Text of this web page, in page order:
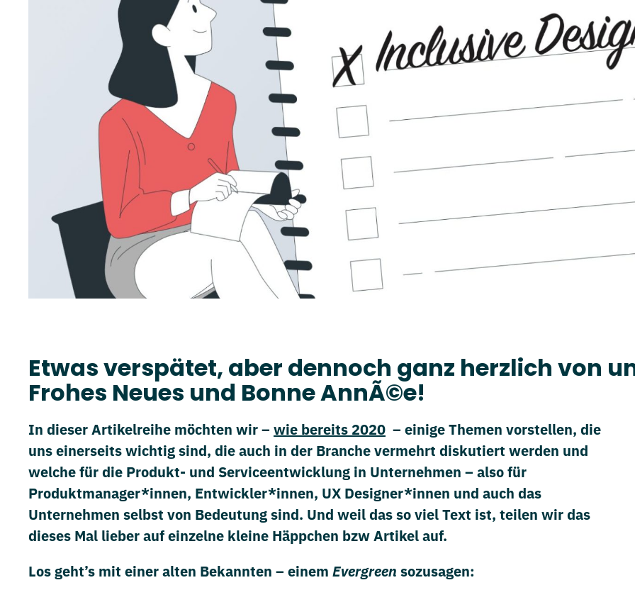
Etwas verspätet, aber dennoch ganz herzlich von
Frohes Neues und Bonne AnnÃ©e!
In dieser Artikelreihe möchten wir – wie bereits 2020 – einige Themen vorstellen, die
uns einerseits wichtig sind, die auch in der Branche vermehrt diskutiert werden und
welche für die Produkt- und Serviceentwicklung in Unternehmen – also für
Produktmanager*innen, Entwickler*innen, UX Designer*innen und auch das
Unternehmen selbst von Bedeutung sind. Und weil das so viel Text ist, teilen wir das
dieses Mal lieber auf einzelne kleine Häppchen bzw Artikel auf.
Los geht’s mit einer alten Bekannten – einem Evergreen sozusagen: